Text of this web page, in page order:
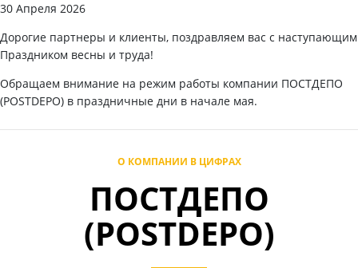
30 Апреля 2026
Дорогие партнеры и клиенты, поздравляем вас с наступающим
Праздником весны и труда!
Обращаем внимание на режим работы компании ПОСТДЕПО
(POSTDEPO) в праздничные дни в начале мая.
О КОМПАНИИ В ЦИФРАХ
ПОСТДЕПО
(POSTDEPO)